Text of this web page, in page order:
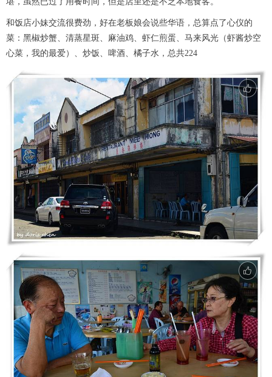
和饭店小妹交流很费劲，好在老板娘会说些华语，总算点了心仪的
菜：黑椒炒蟹、清蒸星斑、麻油鸡、虾仁煎蛋、马来风光（虾酱炒空
心菜，我的最爱）、炒饭、啤酒、橘子水，总共224